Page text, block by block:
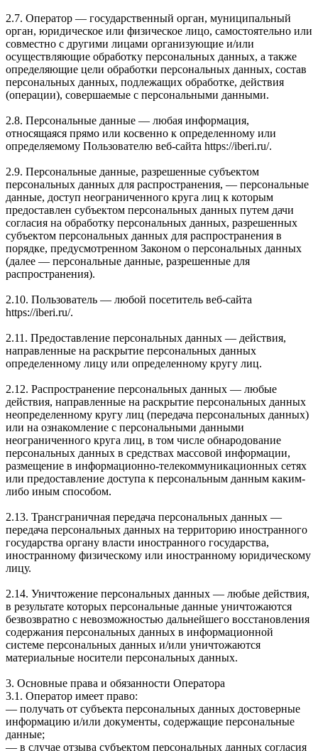
2.7. Оператор — государственный орган, муниципальный
орган, юридическое или физическое лицо, самостоятельно или
совместно с другими лицами организующие и/или
осуществляющие обработку персональных данных, а также
определяющие цели обработки персональных данных, состав
персональных данных, подлежащих обработке, действия
(операции), совершаемые с персональными данными.
2.8. Персональные данные — любая информация,
относящаяся прямо или косвенно к определенному или
определяемому Пользователю веб-сайта https://iberi.ru/.
2.9. Персональные данные, разрешенные субъектом
персональных данных для распространения, — персональные
данные, доступ неограниченного круга лиц к которым
предоставлен субъектом персональных данных путем дачи
согласия на обработку персональных данных, разрешенных
субъектом персональных данных для распространения в
порядке, предусмотренном Законом о персональных данных
(далее — персональные данные, разрешенные для
распространения).
2.10. Пользователь — любой посетитель веб-сайта
https://iberi.ru/.
2.11. Предоставление персональных данных — действия,
направленные на раскрытие персональных данных
определенному лицу или определенному кругу лиц.
2.12. Распространение персональных данных — любые
действия, направленные на раскрытие персональных данных
неопределенному кругу лиц (передача персональных данных)
или на ознакомление с персональными данными
неограниченного круга лиц, в том числе обнародование
персональных данных в средствах массовой информации,
размещение в информационно-телекоммуникационных сетях
или предоставление доступа к персональным данным каким-
либо иным способом.
2.13. Трансграничная передача персональных данных —
передача персональных данных на территорию иностранного
государства органу власти иностранного государства,
иностранному физическому или иностранному юридическому
лицу.
2.14. Уничтожение персональных данных — любые действия,
в результате которых персональные данные уничтожаются
безвозвратно с невозможностью дальнейшего восстановления
содержания персональных данных в информационной
системе персональных данных и/или уничтожаются
материальные носители персональных данных.
3. Основные права и обязанности Оператора
3.1. Оператор имеет право:
— получать от субъекта персональных данных достоверные
информацию и/или документы, содержащие персональные
данные;
— в случае отзыва субъектом персональных данных согласия